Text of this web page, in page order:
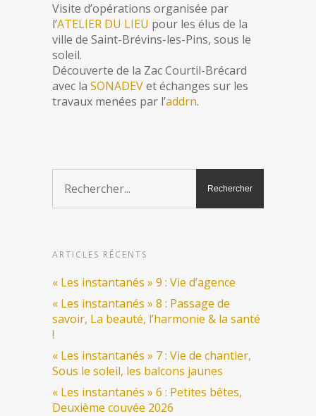
Visite d’opérations organisée par
l’ATELIER DU LIEU pour les élus de la
ville de Saint-Brévins-les-Pins, sous le
soleil.
Découverte de la Zac Courtil-Brécard
avec la SONADEVet échanges sur les
travaux menées par l’addrn.
ARTICLES RÉCENTS
« Les instantanés » 9 : Vie d’agence
« Les instantanés » 8 : Passage de
savoir, La beauté, l’harmonie & la santé
!
« Les instantanés » 7 : Vie de chantier,
Sous le soleil, les balcons jaunes
« Les instantanés » 6 : Petites bêtes,
Deuxième couvée 2026